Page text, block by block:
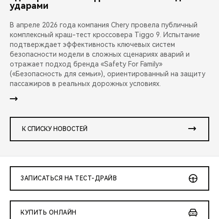
ударами
В апреле 2026 года компания Chery провела публичный
комплексный краш-тест кроссовера Tiggo 9. Испытание
подтверждает эффективность ключевых систем
безопасности модели в сложных сценариях аварий и
отражает подход бренда «Safety For Family»
(«Безопасность для семьи»), ориентированный на защиту
пассажиров в реальных дорожных условиях.
К СПИСКУ НОВОСТЕЙ
ЗАПИСАТЬСЯ НА ТЕСТ-ДРАЙВ
КУПИТЬ ОНЛАЙН